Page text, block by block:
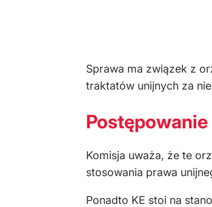
Sprawa ma związek z
traktatów unijnych za
Komisja uważa, że te
stosowania prawa
Ponadto KE stoi na